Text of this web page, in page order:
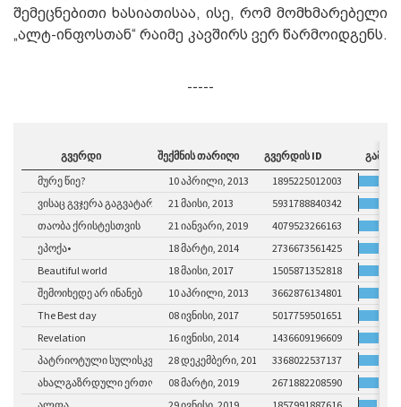
შემეცნებითი ხასიათისაა, ისე, რომ მომხმარებელი
„ალტ-ინფოსთან“ რაიმე კავშირს ვერ წარმოიდგენს.
-----